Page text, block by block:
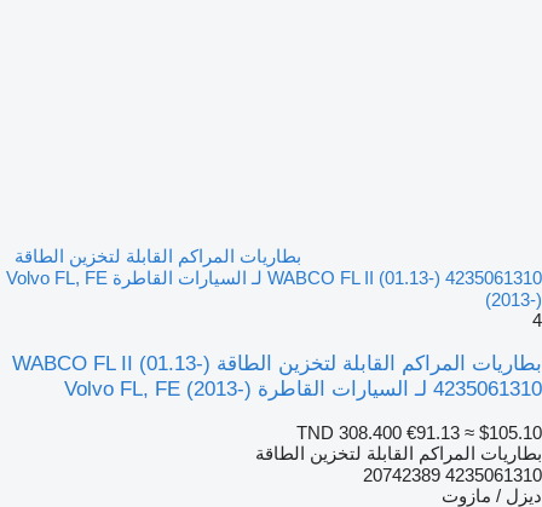
بطاريات المراكم القابلة لتخزين الطاقة
WABCO FL II (01.13-) 4235061310 لـ السيارات القاطرة Volvo FL, FE
(2013-)
4
بطاريات المراكم القابلة لتخزين الطاقة WABCO FL II (01.13-)
4235061310 لـ السيارات القاطرة Volvo FL, FE (2013-)
TND 308.400 €91.13 ≈ $105.10
بطاريات المراكم القابلة لتخزين الطاقة
4235061310 20742389
ديزل / مازوت